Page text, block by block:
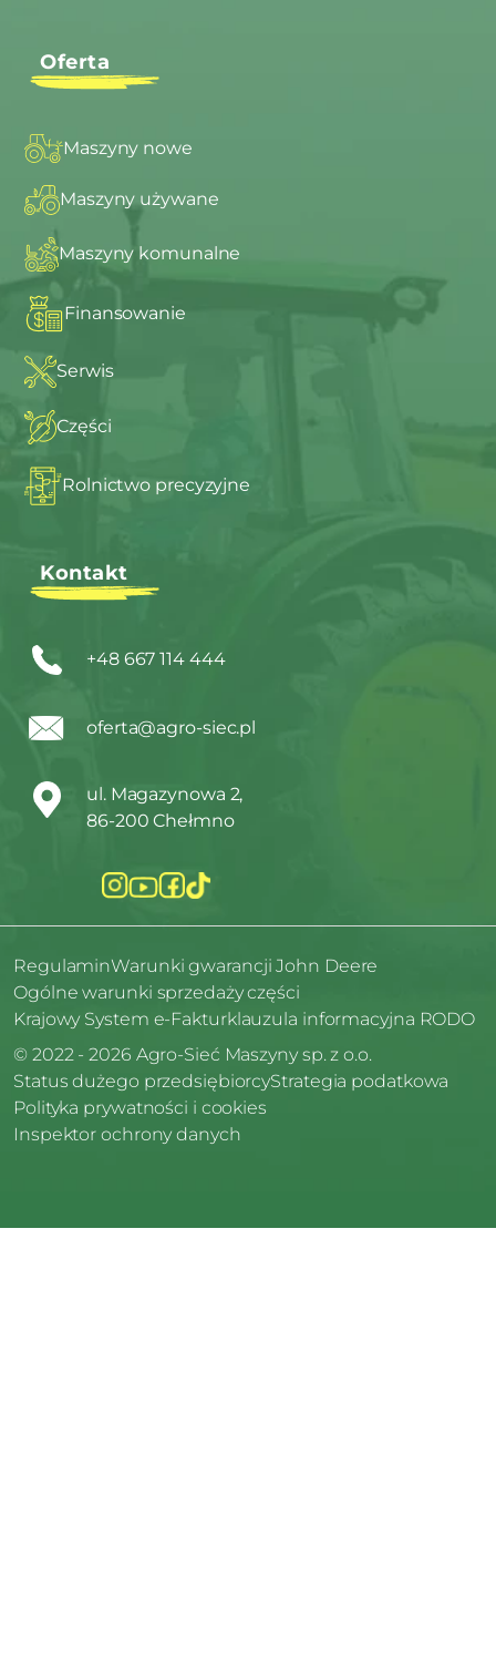
Oferta
Maszyny nowe
Maszyny używane
Maszyny komunalne
Finansowanie
Serwis
Części
Rolnictwo precyzyjne
Kontakt
+48 667 114 444
oferta@agro-siec.pl
ul. Magazynowa 2,
86-200 Chełmno
RegulaminWarunki gwarancji John Deere
Ogólne warunki sprzedaży części
Krajowy System e-Fakturklauzula informacyjna RODO
© 2022 - 2026 Agro-Sieć Maszyny sp. z o.o.
Status dużego przedsiębiorcyStrategia podatkowa
Polityka prywatności i cookies
Inspektor ochrony danych